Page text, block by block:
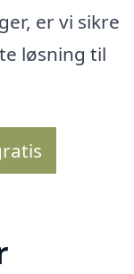
er vi sikre
løsning til